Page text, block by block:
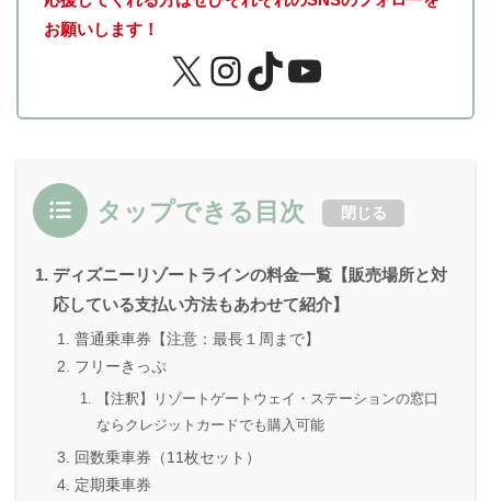
お願いします！
タップできる目次 閉じる
ディズニーリゾートラインの料金一覧【販売場所と対
応している支払い方法もあわせて紹介】
普通乗車券【注意：最長１周まで】
フリーきっぷ
【注釈】リゾートゲートウェイ・ステーションの窓口
ならクレジットカードでも購入可能
回数乗車券（11枚セット）
定期乗車券